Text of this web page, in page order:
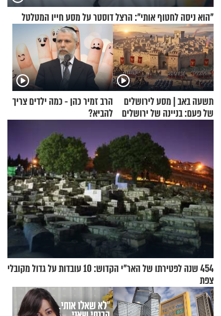
"הוא ניסה לחטוף אותי": הרצל דוסטר על מסע חייו המטלטל
תשעה באב | מסע לירושלים
של פעם: בניינה של ירושלים
הרב זמיר כהן - כמה ילדים צריך
להביא?
454 שנה לפטירתו של האר"י הקדוש: 10 עובדות על גדול מקובלי
צפת